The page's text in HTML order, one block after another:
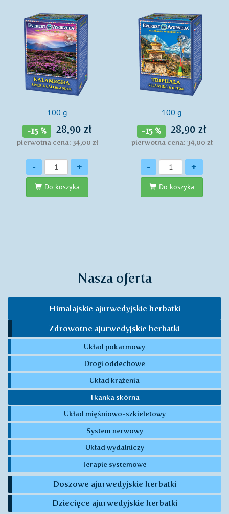
100 g
-15 % 28,90 zł
pierwotna cena: 34,00 zł
- +
Do koszyka
100 g
-15 % 28,90 zł
pierwotna cena: 34,00 zł
- +
Do koszyka
Nasza oferta
Himalajskie ajurwedyjskie herbatki
Zdrowotne ajurwedyjskie herbatki
Układ pokarmowy
Drogi oddechowe
Układ krążenia
Tkanka skórna
Układ mięśniowo-szkieletowy
System nerwowy
Układ wydalniczy
Terapie systemowe
Doszowe ajurwedyjskie herbatki
Dziecięce ajurwedyjskie herbatki